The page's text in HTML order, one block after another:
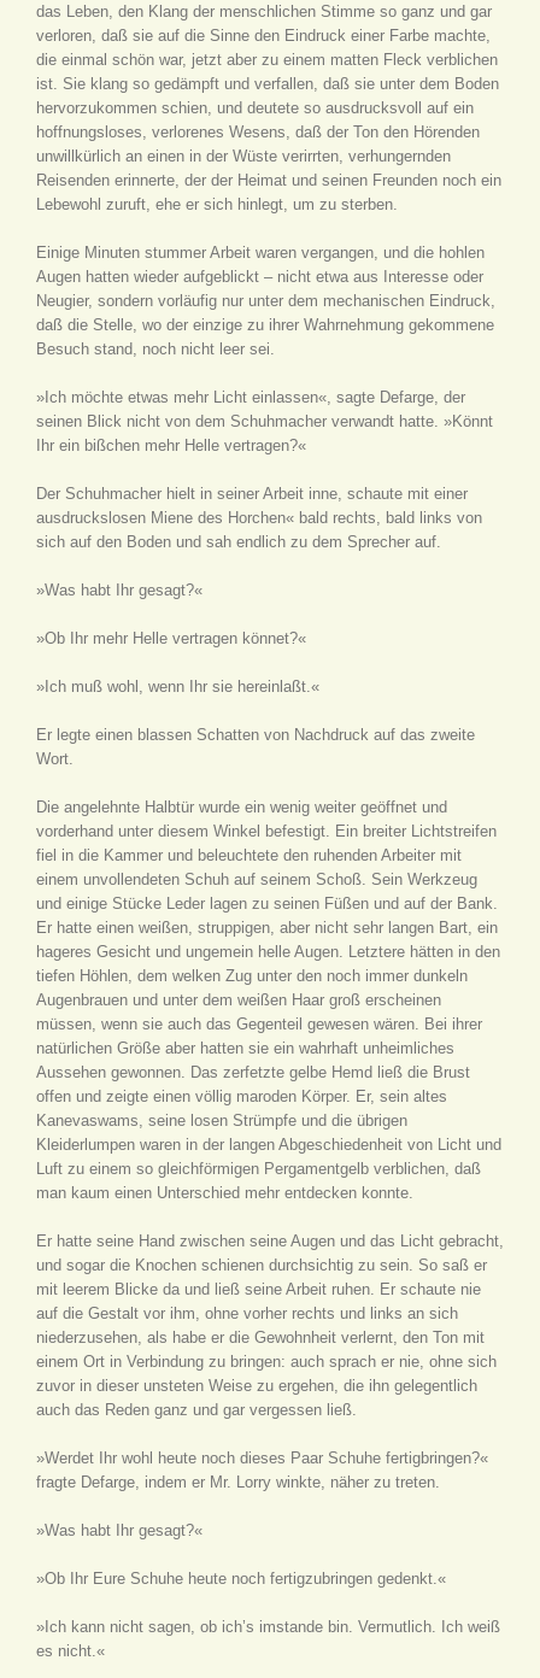
das Leben, den Klang der menschlichen Stimme so ganz und gar
verloren, daß sie auf die Sinne den Eindruck einer Farbe machte,
die einmal schön war, jetzt aber zu einem matten Fleck verblichen
ist. Sie klang so gedämpft und verfallen, daß sie unter dem Boden
hervorzukommen schien, und deutete so ausdrucksvoll auf ein
hoffnungsloses, verlorenes Wesens, daß der Ton den Hörenden
unwillkürlich an einen in der Wüste verirrten, verhungernden
Reisenden erinnerte, der der Heimat und seinen Freunden noch ein
Lebewohl zuruft, ehe er sich hinlegt, um zu sterben.
Einige Minuten stummer Arbeit waren vergangen, und die hohlen
Augen hatten wieder aufgeblickt – nicht etwa aus Interesse oder
Neugier, sondern vorläufig nur unter dem mechanischen Eindruck,
daß die Stelle, wo der einzige zu ihrer Wahrnehmung gekommene
Besuch stand, noch nicht leer sei.
»Ich möchte etwas mehr Licht einlassen«, sagte Defarge, der
seinen Blick nicht von dem Schuhmacher verwandt hatte. »Könnt
Ihr ein bißchen mehr Helle vertragen?«
Der Schuhmacher hielt in seiner Arbeit inne, schaute mit einer
ausdruckslosen Miene des Horchen« bald rechts, bald links von
sich auf den Boden und sah endlich zu dem Sprecher auf.
»Was habt Ihr gesagt?«
»Ob Ihr mehr Helle vertragen könnet?«
»Ich muß wohl, wenn Ihr sie hereinlaßt.«
Er legte einen blassen Schatten von Nachdruck auf das zweite
Wort.
Die angelehnte Halbtür wurde ein wenig weiter geöffnet und
vorderhand unter diesem Winkel befestigt. Ein breiter Lichtstreifen
fiel in die Kammer und beleuchtete den ruhenden Arbeiter mit
einem unvollendeten Schuh auf seinem Schoß. Sein Werkzeug
und einige Stücke Leder lagen zu seinen Füßen und auf der Bank.
Er hatte einen weißen, struppigen, aber nicht sehr langen Bart, ein
hageres Gesicht und ungemein helle Augen. Letztere hätten in den
tiefen Höhlen, dem welken Zug unter den noch immer dunkeln
Augenbrauen und unter dem weißen Haar groß erscheinen
müssen, wenn sie auch das Gegenteil gewesen wären. Bei ihrer
natürlichen Größe aber hatten sie ein wahrhaft unheimliches
Aussehen gewonnen. Das zerfetzte gelbe Hemd ließ die Brust
offen und zeigte einen völlig maroden Körper. Er, sein altes
Kanevaswams, seine losen Strümpfe und die übrigen
Kleiderlumpen waren in der langen Abgeschiedenheit von Licht und
Luft zu einem so gleichförmigen Pergamentgelb verblichen, daß
man kaum einen Unterschied mehr entdecken konnte.
Er hatte seine Hand zwischen seine Augen und das Licht gebracht,
und sogar die Knochen schienen durchsichtig zu sein. So saß er
mit leerem Blicke da und ließ seine Arbeit ruhen. Er schaute nie
auf die Gestalt vor ihm, ohne vorher rechts und links an sich
niederzusehen, als habe er die Gewohnheit verlernt, den Ton mit
einem Ort in Verbindung zu bringen: auch sprach er nie, ohne sich
zuvor in dieser unsteten Weise zu ergehen, die ihn gelegentlich
auch das Reden ganz und gar vergessen ließ.
»Werdet Ihr wohl heute noch dieses Paar Schuhe fertigbringen?«
fragte Defarge, indem er Mr. Lorry winkte, näher zu treten.
»Was habt Ihr gesagt?«
»Ob Ihr Eure Schuhe heute noch fertigzubringen gedenkt.«
»Ich kann nicht sagen, ob ich’s imstande bin. Vermutlich. Ich weiß
es nicht.«